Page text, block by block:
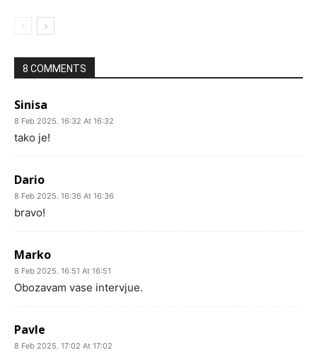
8 COMMENTS
Sinisa
8 Feb 2025. 16:32 At 16:32
tako je!
Dario
8 Feb 2025. 16:36 At 16:36
bravo!
Marko
8 Feb 2025. 16:51 At 16:51
Obozavam vase intervjue.
Pavle
8 Feb 2025. 17:02 At 17:02